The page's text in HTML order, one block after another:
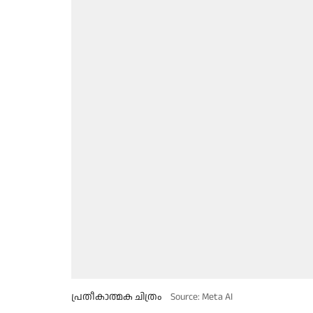
പ്രതീകാത്മക ചിത്രം Source: Meta AI